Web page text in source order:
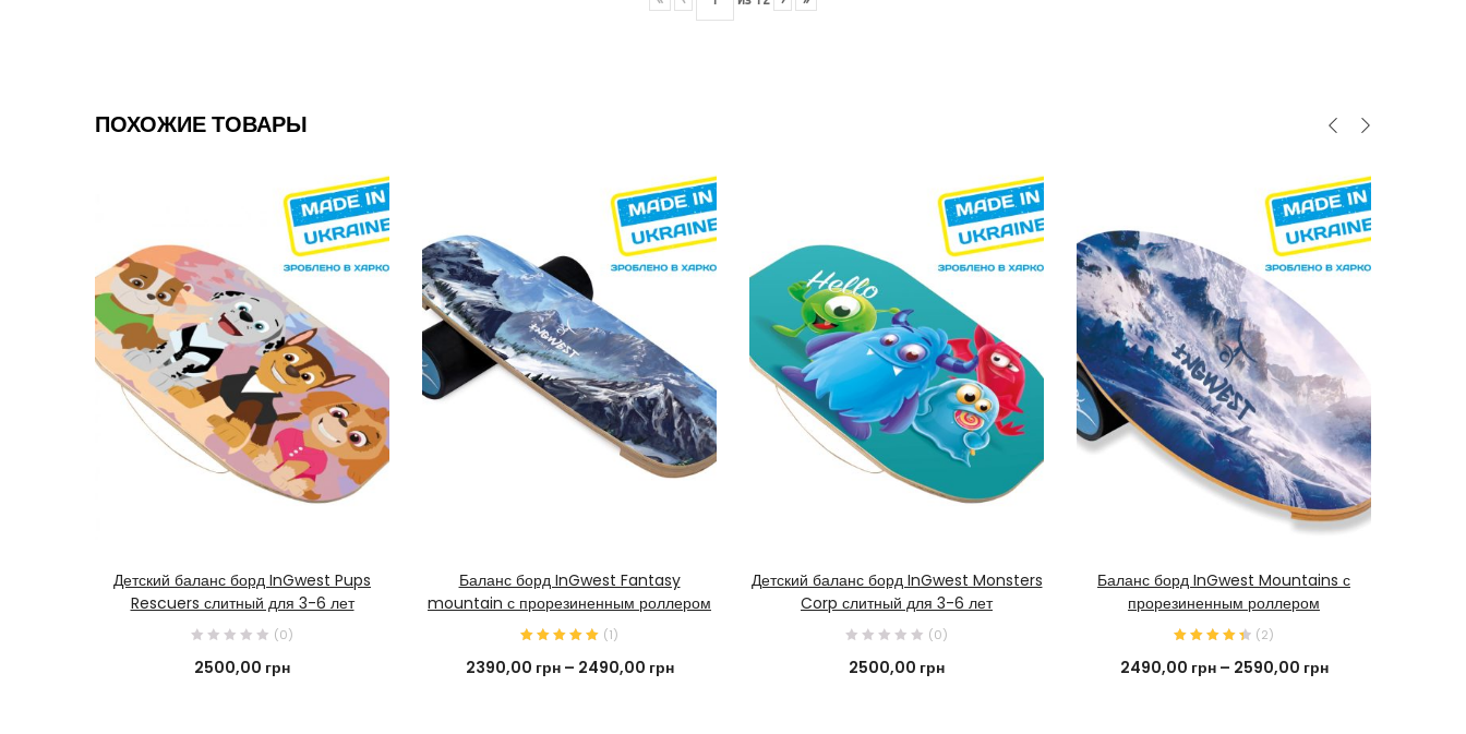
ПОХОЖИЕ ТОВАРЫ
Детский баланс борд InGwest Pups
Rescuers слитный для 3-6 лет
(0)
2500,00 грн
Баланс борд InGwest Fantasy
mountain с прорезиненным роллером
(1)
2390,00 грн– 2490,00 грн
Детский баланс борд InGwest Monsters
Corp слитный для 3-6 лет
(0)
2500,00 грн
Баланс борд InGwest Mountains с
прорезиненным роллером
(2)
2490,00 грн– 2590,00 грн